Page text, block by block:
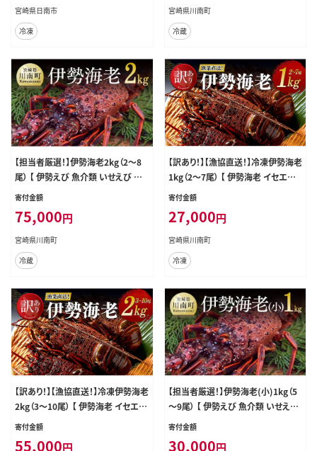
ギフト 贈り物 お祝い 記念日 プレゼ
ント 冷凍 宮崎県 日南市 送料無料_I
34-26
宮崎県日南市
冷凍
宮崎県川南町
冷蔵
【担当者厳選！】伊勢海老2kg（2～8
尾） 【 伊勢えび 魚介類 いせえび 海
産物 宮崎県産 国産 】［B04403］
寄付金額
75,000円
宮崎県川南町
冷蔵
【訳あり！】【漁協直送！】冷凍伊勢海老
1kg（2～7尾） 【 伊勢海老 イセエビ
訳あり 魚介 】 [B01708]
寄付金額
27,000円
宮崎県川南町
冷凍
【訳あり！】【漁協直送！】冷凍伊勢海老
2kg（3～10尾） 【 伊勢海老 イセエビ
訳あり 魚介 】 [B01709]
寄付金額
55,000円
【担当者厳選！】伊勢海老(小)1kg（5
～9尾） 【 伊勢えび 魚介類 いせえび
海産物 宮崎県産 国産 】［B04401］
寄付金額
30,000円